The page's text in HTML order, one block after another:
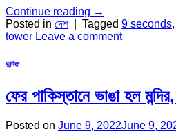
Continue reading →
Posted in দেশ Tagged 9 seconds,
tower Leave a comment
দুনিয়া
ফের পাকিস্তানে ভাঙা হল
Posted on June 9, 2022June 9,